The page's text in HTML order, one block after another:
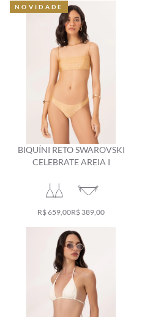
BIQUÍNI RETO SWAROVSKI
CELEBRATE AREIA I
R$ 659,00
NOVIDADE
R$ 389,00
NOVIDADE